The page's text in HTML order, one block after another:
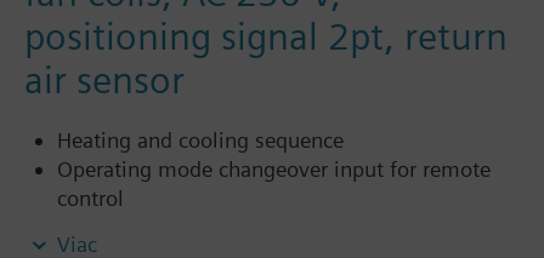
positioning signal 2pt, return
air sensor
Heating and cooling sequence
Operating mode changeover input for remote
control
Viac